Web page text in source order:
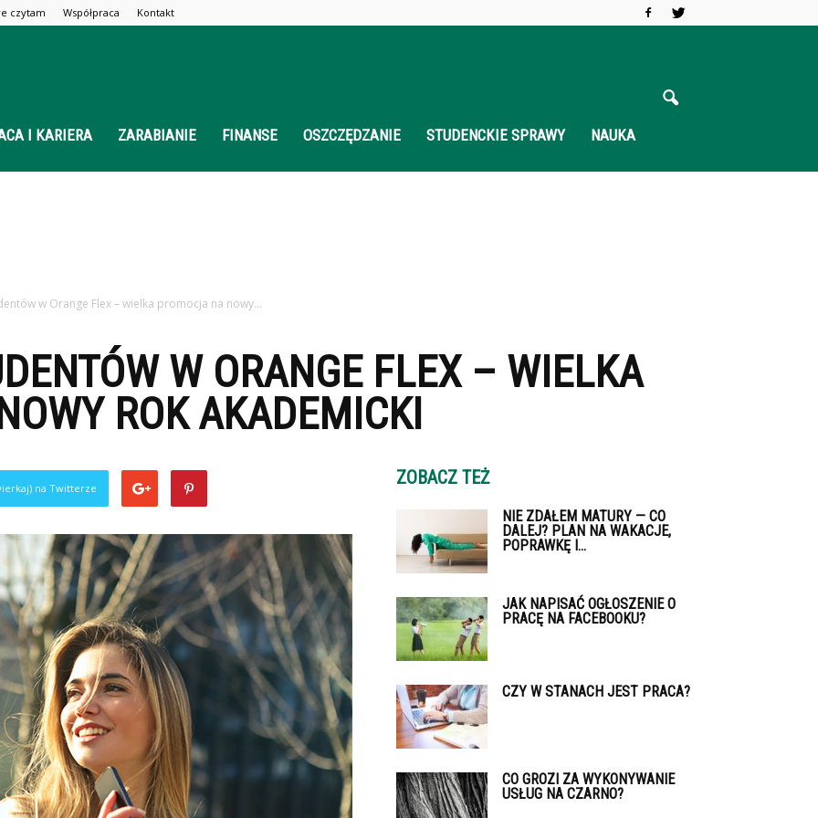
czytam Współpraca Kontakt
I KARIERA ZARABIANIE FINANSE OSZCZĘDZANIE STUDENCKIE SPRAWY NAUKA
w Orange Flex – wielka promocja na nowy...
W ORANGE FLEX – WIELKA
ROK AKADEMICKI
na Twitterze ZOBACZ TEŻ
NIE ZDAŁEM MATURY — CO
DALEJ? PLAN NA WAKACJE,
POPRAWKĘ I...
JAK NAPISAĆ OGŁOSZENIE O
PRACĘ NA FACEBOOKU?
CZY W STANACH JEST PRACA?
CO GROZI ZA WYKONYWANIE
USŁUG NA CZARNO?